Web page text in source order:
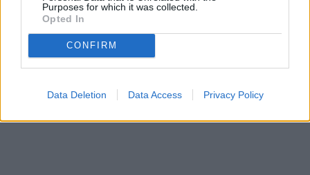
Purposes for which it was collected.
Opted In
CONFIRM
Data Deletion Data Access Privacy Policy